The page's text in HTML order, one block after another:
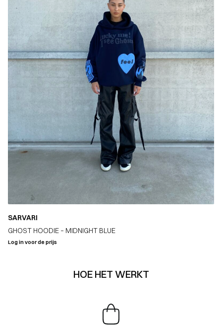
SARVARI
GHOST HOODIE – MIDNIGHT BLUE
Log in voor de prijs
HOE HET WERKT